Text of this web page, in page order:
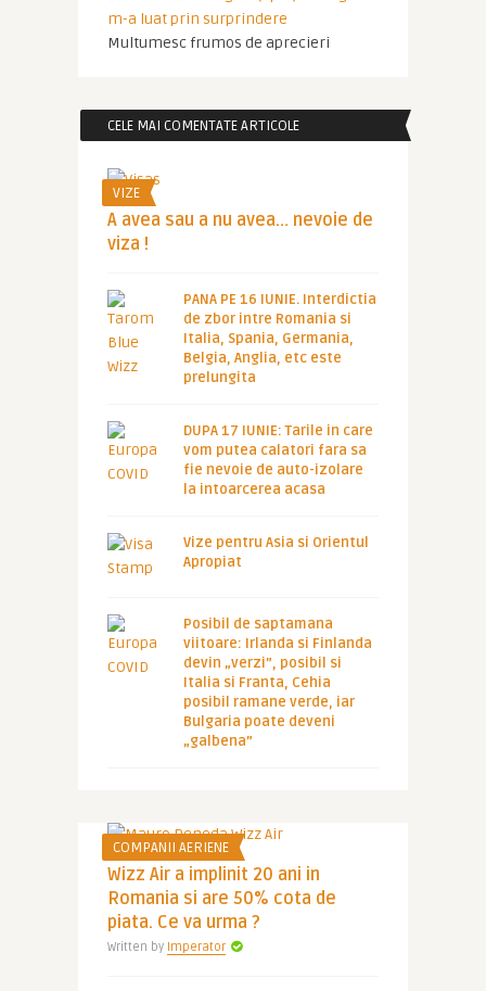
m-a luat prin surprindere
Multumesc frumos de aprecieri
CELE MAI COMENTATE ARTICOLE
VIZE
A avea sau a nu avea… nevoie de
viza !
PANA PE 16 IUNIE. Interdictia
de zbor intre Romania si
Italia, Spania, Germania,
Belgia, Anglia, etc este
prelungita
DUPA 17 IUNIE: Tarile in care
vom putea calatori fara sa
fie nevoie de auto-izolare
la intoarcerea acasa
Vize pentru Asia si Orientul
Apropiat
Posibil de saptamana
viitoare: Irlanda si Finlanda
devin „verzi”, posibil si
Italia si Franta, Cehia
posibil ramane verde, iar
Bulgaria poate deveni
„galbena”
COMPANII AERIENE
Wizz Air a implinit 20 ani in
Romania si are 50% cota de
piata. Ce va urma ?
Written by Imperator